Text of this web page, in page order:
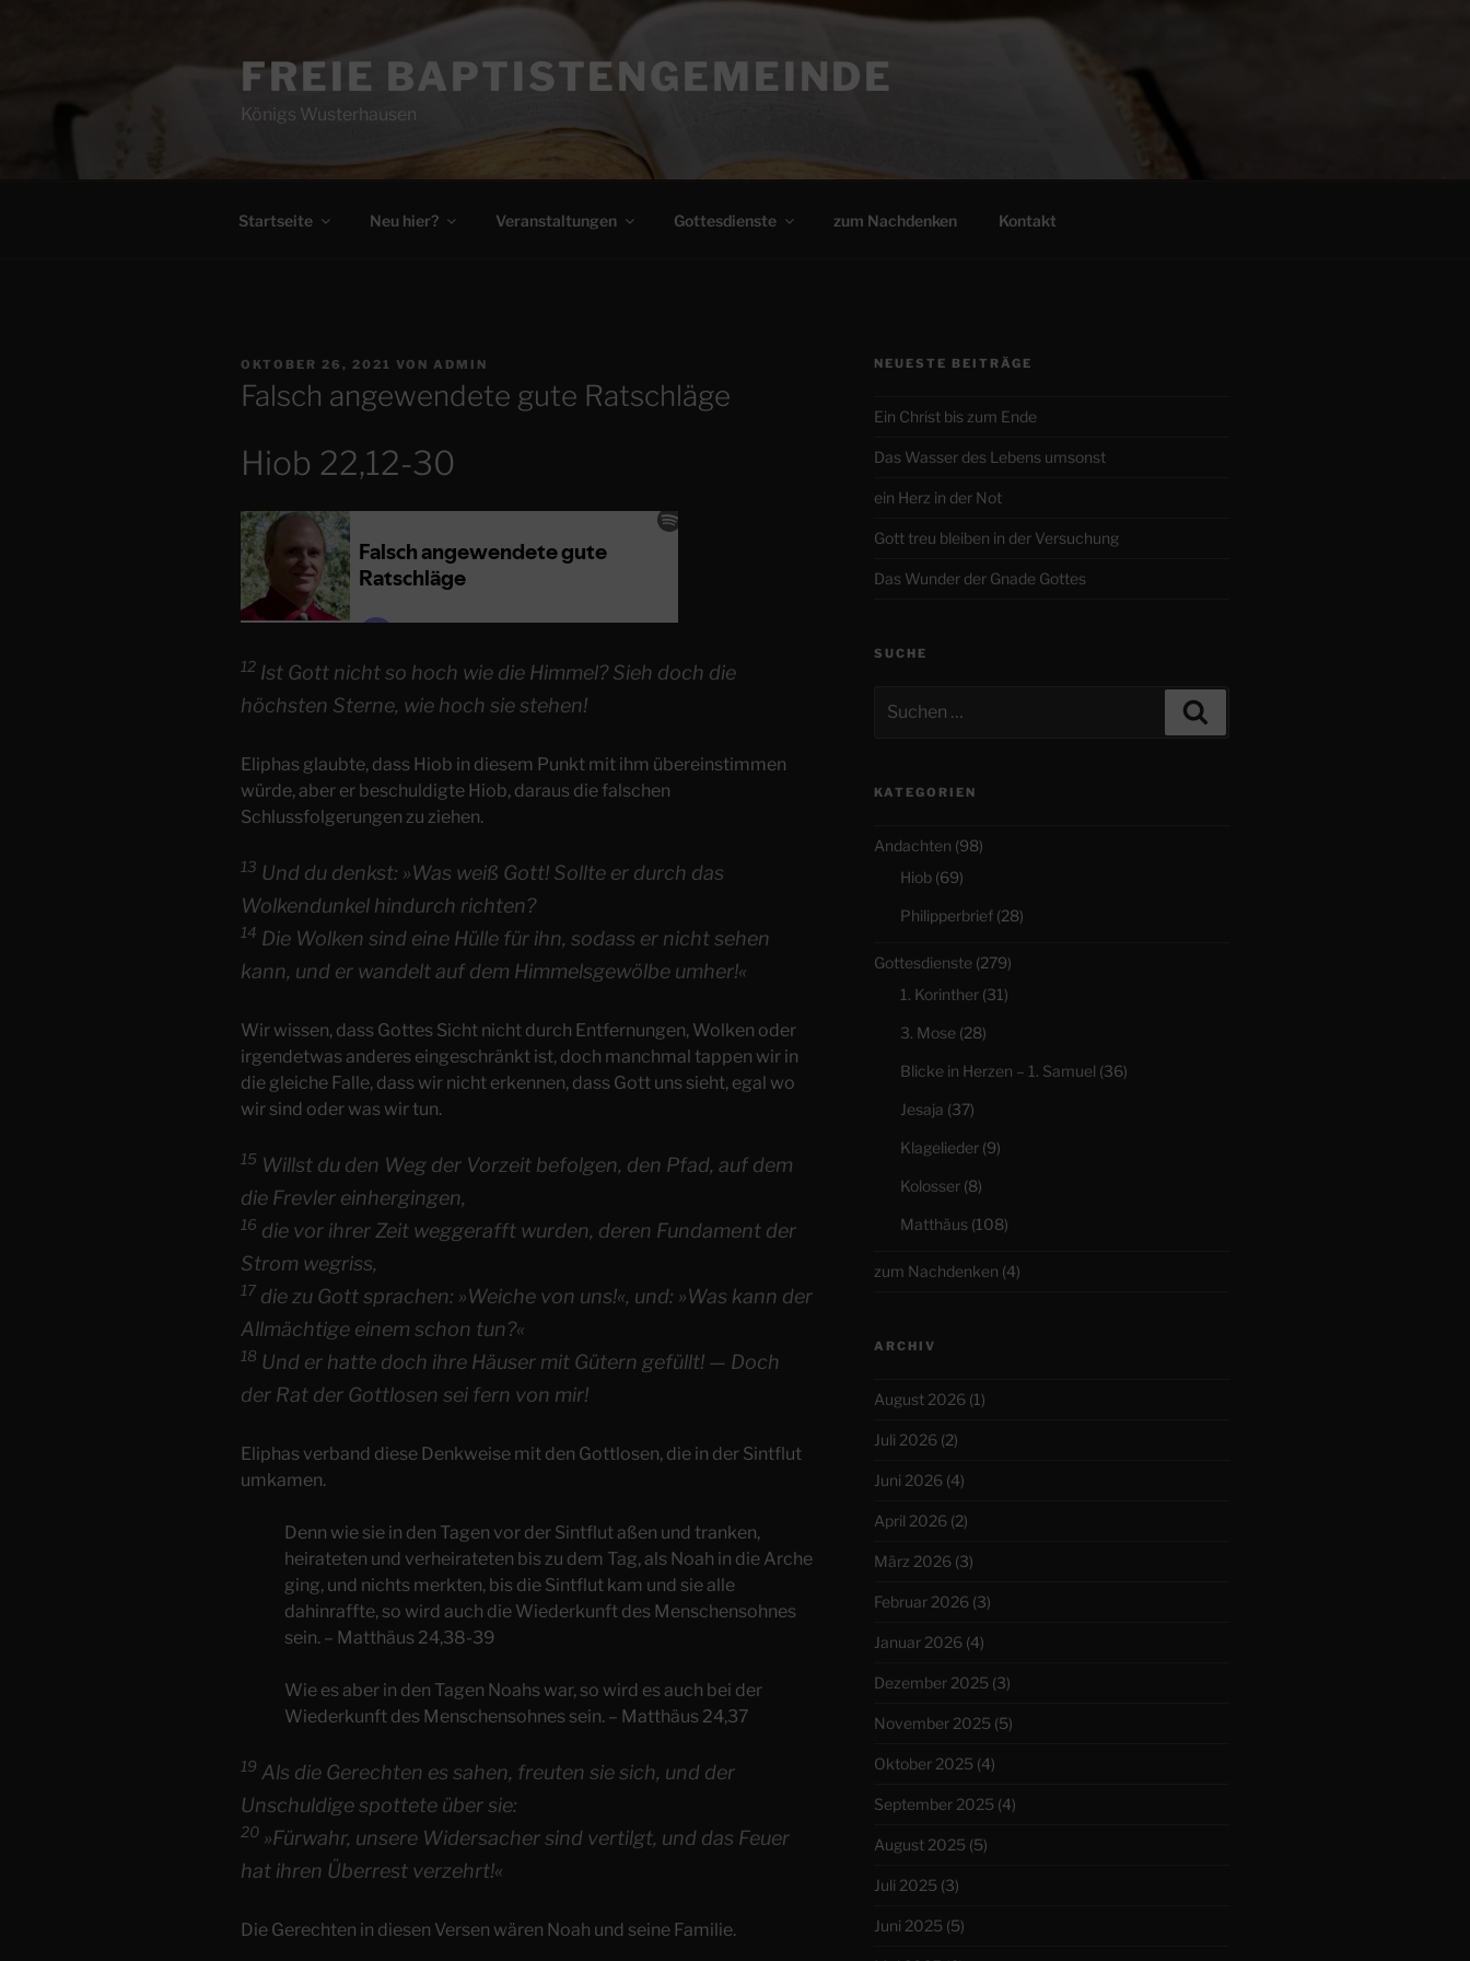
FREIE BAPTISTENGEMEINDE
Königs Wusterhausen
Startseite Neu hier? Veranstaltungen Gottesdienste zum Nachdenken Kontakt
VERÖFFENTLICHT
OKTOBER 26, 2021 VON ADMIN
Falsch angewendete gute Ratschläge
Hiob 22,12-30
12 Ist Gott nicht so hoch wie die Himmel? Sieh doch die
höchsten Sterne, wie hoch sie stehen!
Eliphas glaubte, dass Hiob in diesem Punkt mit ihm übereinstimmen
würde, aber er beschuldigte Hiob, daraus die falschen
Schlussfolgerungen zu ziehen.
13 Und du denkst: »Was weiß Gott! Sollte er durch das
Wolkendunkel hindurch richten?
14 Die Wolken sind eine Hülle für ihn, sodass er nicht sehen
kann, und er wandelt auf dem Himmelsgewölbe umher!«
Wir wissen, dass Gottes Sicht nicht durch Entfernungen, Wolken oder
irgendetwas anderes eingeschränkt ist, doch manchmal tappen wir in
die gleiche Falle, dass wir nicht erkennen, dass Gott uns sieht, egal wo
wir sind oder was wir tun.
15 Willst du den Weg der Vorzeit befolgen, den Pfad, auf dem
die Frevler einhergingen,
16 die vor ihrer Zeit weggerafft wurden, deren Fundament der
Strom wegriss,
17 die zu Gott sprachen: »Weiche von uns!«, und: »Was kann der
Allmächtige einem schon tun?«
18 Und er hatte doch ihre Häuser mit Gütern gefüllt! — Doch
der Rat der Gottlosen sei fern von mir!
Eliphas verband diese Denkweise mit den Gottlosen, die in der Sintflut
umkamen.
Denn wie sie in den Tagen vor der Sintflut aßen und tranken,
heirateten und verheirateten bis zu dem Tag, als Noah in die Arche
ging, und nichts merkten, bis die Sintflut kam und sie alle
dahinraffte, so wird auch die Wiederkunft des Menschensohnes
sein. – Matthäus 24,38-39
Wie es aber in den Tagen Noahs war, so wird es auch bei der
Wiederkunft des Menschensohnes sein. – Matthäus 24,37
19 Als die Gerechten es sahen, freuten sie sich, und der
Unschuldige spottete über sie:
20 »Fürwahr, unsere Widersacher sind vertilgt, und das Feuer
hat ihren Überrest verzehrt!«
Die Gerechten in diesen Versen wären Noah und seine Familie.
NEUESTE BEITRÄGE
Ein Christ bis zum Ende
Das Wasser des Lebens umsonst
ein Herz in der Not
Gott treu bleiben in der Versuchung
Das Wunder der Gnade Gottes
SUCHE
nach:
KATEGORIEN
Andachten (98)
Hiob(69)
Philipperbrief(28)
Gottesdienste(279)
1. Korinther(31)
3. Mose(28)
Blicke in Herzen – 1. Samuel (36)
Jesaja (37)
Klagelieder(9)
Kolosser(8)
Matthäus(108)
zum Nachdenken (4)
ARCHIV
August 2026(1)
Juli 2026(2)
Juni 2026(4)
April 2026(2)
März 2026(3)
Februar 2026(3)
Januar 2026(4)
Dezember 2025 (3)
November 2025 (5)
Oktober 2025 (4)
September 2025 (4)
August 2025 (5)
Juli 2025 (3)
Juni 2025 (5)